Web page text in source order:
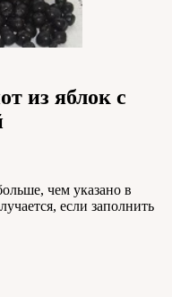
из яблок с
чем указано в
если заполнить